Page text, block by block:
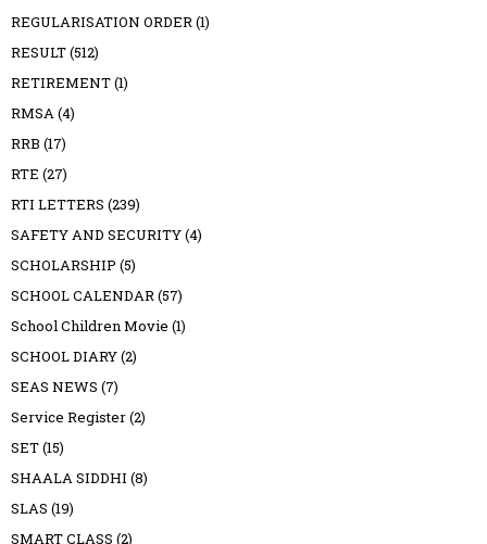
REGULARISATION ORDER(1)
RESULT(512)
RETIREMENT(1)
RMSA(4)
RRB (17)
RTE (27)
RTI LETTERS (239)
SAFETY AND SECURITY(4)
SCHOLARSHIP (5)
SCHOOL CALENDAR(57)
School Children Movie (1)
SCHOOL DIARY(2)
SEAS NEWS (7)
Service Register(2)
SET(15)
SHAALA SIDDHI (8)
SLAS (19)
SMART CLASS (2)